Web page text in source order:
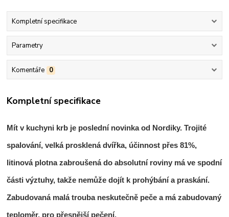
Kompletní specifikace
Parametry
Komentáře 0
Kompletní specifikace
Mít v kuchyni krb je poslední novinka od Nordiky. Trojité
spalování, velká prosklená dvířka, účinnost přes 81%,
litinová plotna zabroušená do absolutní roviny má ve spodní
části výztuhy, takže nemůže dojít k prohýbání a praskání.
Zabudovaná malá trouba neskutečně peče a má zabudovaný
teploměr, pro přesnější pečení.